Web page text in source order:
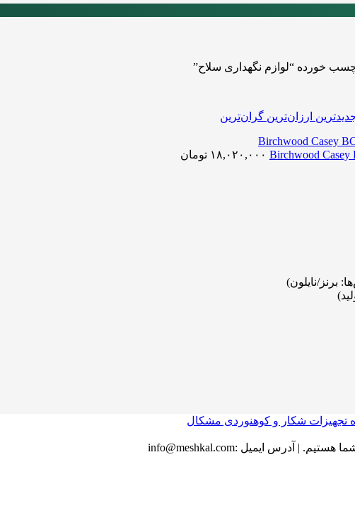
خورده “لوازم نگهداری سلاح”
ارزان‌ترین گران‌ترین
۱۸,۰۲۰,۰۰۰ تومان
برنز/نایلون)
هستیم. | آدرس ایمیل :info@meshkal.com